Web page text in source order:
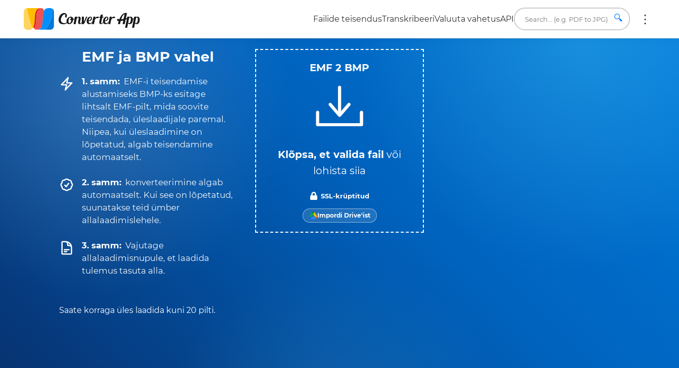
Failide teisendusTranskribeeriValuuta vahetusAPI 🔍
EMF ja BMP vahel
1. samm: EMF-i teisendamise
alustamiseks BMP-ks esitage
lihtsalt EMF-pilt, mida soovite
teisendada, üleslaadijale paremal.
Niipea, kui üleslaadimine on
lõpetatud, algab teisendamine
automaatselt.
2. samm: konverteerimine algab
automaatselt. Kui see on lõpetatud,
suunatakse teid ümber
allalaadimislehele.
3. samm: Vajutage
allalaadimisnupule, et laadida
tulemus tasuta alla.
Saate korraga üles laadida kuni 20 pilti.
EMF 2 BMP
Klõpsa, et valida fail või
lohista siia
SSL-krüptitud
Impordi Drive'ist